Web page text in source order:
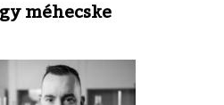
méhecske